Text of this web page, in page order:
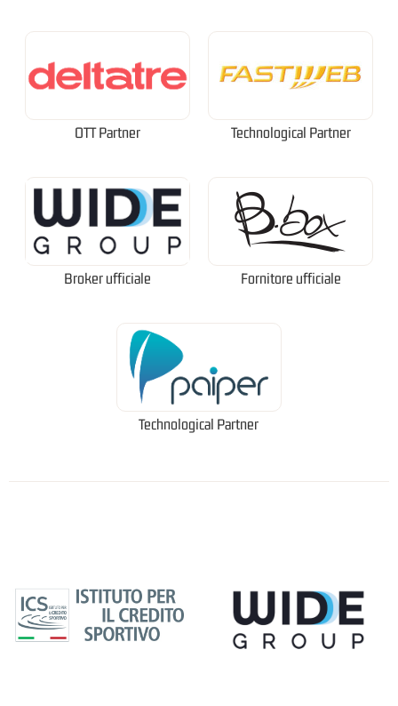
OTT Partner Technological Partner
Broker ufficiale Fornitore ufficiale
Technological Partner